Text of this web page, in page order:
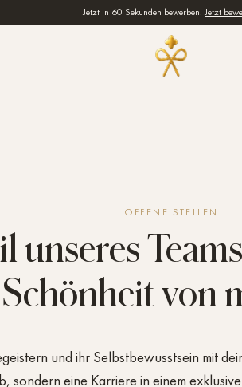
Jetzt in 60 Sekunden bewerben.Jetzt
OFFENE STELLEN
unseres
Schönheit von
und ihr Selbstbewusstsein mit
sondern eine Karriere in einem